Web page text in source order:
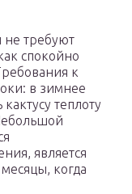
не требуют
спокойно
к
в зимнее
теплоту
является
когда